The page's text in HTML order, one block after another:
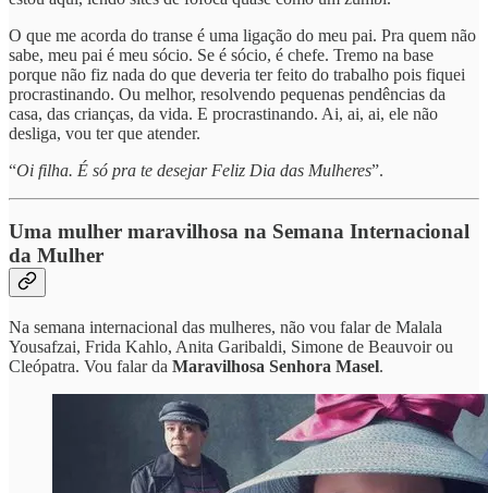
O que me acorda do transe é uma ligação do meu pai. Pra quem não
sabe, meu pai é meu sócio. Se é sócio, é chefe. Tremo na base
porque não fiz nada do que deveria ter feito do trabalho pois fiquei
procrastinando. Ou melhor, resolvendo pequenas pendências da
casa, das crianças, da vida. E procrastinando. Ai, ai, ai, ele não
desliga, vou ter que atender.
“Oi filha. É só pra te desejar Feliz Dia das Mulheres”.
Uma mulher maravilhosa na Semana Internacional
da Mulher
Na semana internacional das mulheres, não vou falar de Malala
Yousafzai, Frida Kahlo, Anita Garibaldi, Simone de Beauvoir ou
Cleópatra. Vou falar da Maravilhosa Senhora Masel.